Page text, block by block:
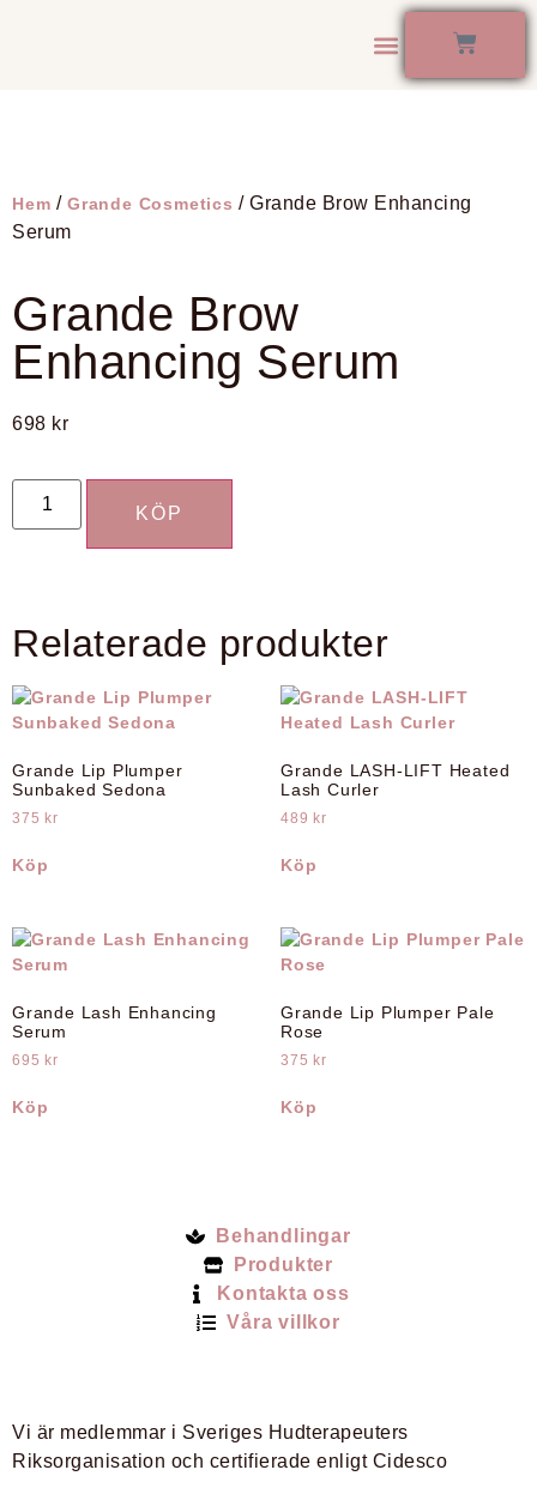
Hem / Grande Cosmetics / Grande Brow Enhancing
Serum
Grande Brow
Enhancing Serum
698 kr
KÖP
Relaterade produkter
Grande Lip Plumper
Sunbaked Sedona
375 kr
Köp
Grande LASH-LIFT Heated
Lash Curler
489 kr
Köp
Grande Lash Enhancing
Serum
695 kr
Köp
Grande Lip Plumper Pale
Rose
375 kr
Köp
Behandlingar
Produkter
Kontakta oss
Våra villkor
Vi är medlemmar i Sveriges Hudterapeuters
Riksorganisation och certifierade enligt Cidesco